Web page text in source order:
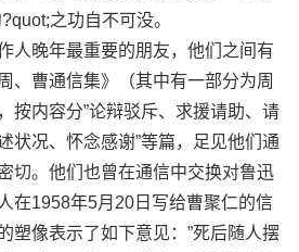
之功自不可没。
晚年最重要的朋友，他们之间有
、曹通信集》（其中有一部分为周
按内容分”论辩驳斥、求援请助、请
状况、怀念感谢”等篇，足见他们通
切。他们也曾在通信中交换对鲁迅
在1958年5月20日写给曹聚仁的信
塑像表示了如下意见：”死后随人摆